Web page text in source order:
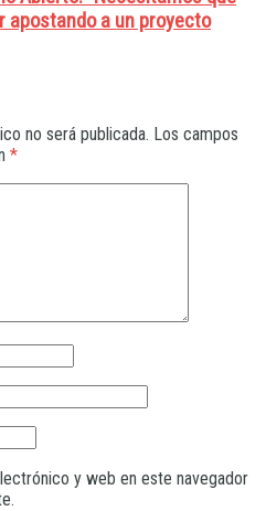
apostando a un proyecto
no será publicada. Los campos
*
y web en este navegador